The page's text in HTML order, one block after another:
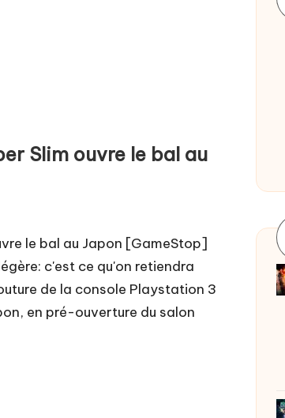
Slim ouvre le bal au
le bal au Japon [GameStop]
c'est ce qu'on retiendra
de la console Playstation 3
en pré-ouverture du salon